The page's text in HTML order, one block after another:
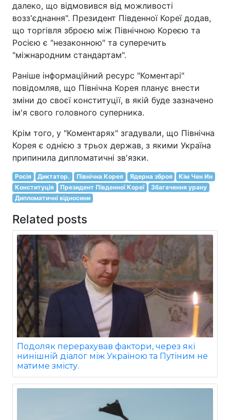
далеко, що відмовився від можливості
возз'єднання". Президент Південної Кореї додав,
що торгівля зброєю між Північною Кореєю та
Росією є "незаконною" та суперечить
"міжнародним стандартам".
Раніше інформаційний ресурс "Коментарі"
повідомляв, що Північна Корея планує внести
зміни до своєї конституції, в якій буде зазначено
ім'я свого головного суперника.
Крім того, у "Коментарях" згадували, що Північна
Корея є однією з трьох держав, з якими Україна
припинила дипломатичні зв'язки.
Росія Диктатор. Північна Корея Ядерна зброя
Кім Чен Ин
Конституція
Президент Південної Кореї
Збагачення урану
Дипломатичні відносини
Related posts
Подоляк перерахував фактори, через які
нинішній діалог між Україною та Путіним не
матиме змісту.